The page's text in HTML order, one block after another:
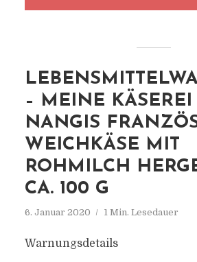
– MEINE
NANGIS
WEICHKÄSE MIT
ROHMILCH
CA. 100 G
6. Januar 2020 1 Min. Lesedauer
Warnungsdetails